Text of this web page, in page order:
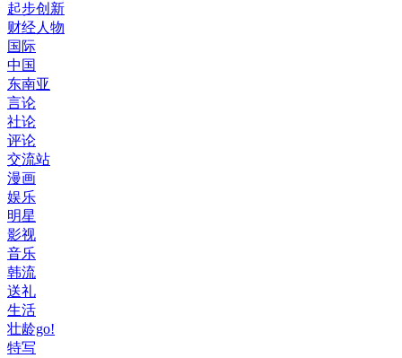
起步创新
财经人物
国际
中国
东南亚
言论
社论
评论
交流站
漫画
娱乐
明星
影视
音乐
韩流
送礼
生活
壮龄go!
特写